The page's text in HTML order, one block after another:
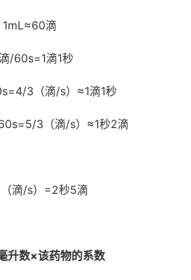
1mL≈60滴
/60s=1滴1秒
3（滴/s）≈1滴1秒
3（滴/s）≈1秒2滴
滴/s）=2秒5滴
升数×该药物的系数